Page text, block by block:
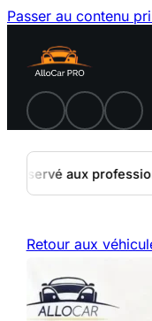
Passer au contenu
aux
Retour aux